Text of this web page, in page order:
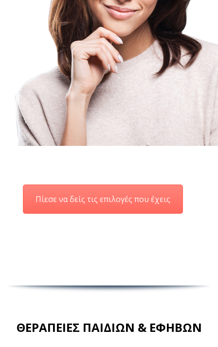
Κάντε την
επιλογή σας
με κλικ
παρακ΄άτω
Πίεσε να δείς τις επιλογές που έχεις
ΘΕΡΑΠΕΙΕΣ ΠΑΙΔΙΩΝ & ΕΦΗΒΩΝ